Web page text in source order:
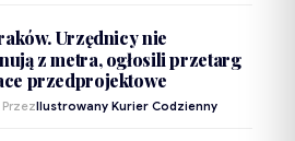
Urzędnicy nie
z metra, ogłosili przetarg
przedprojektowe
Ilustrowany Kurier Codzienny